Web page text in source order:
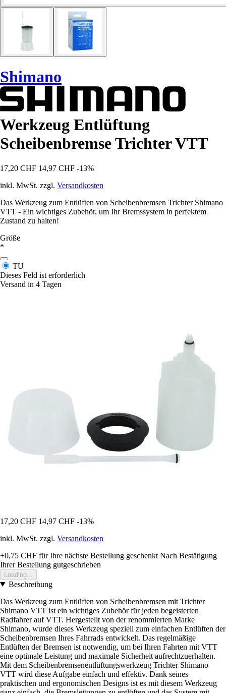
Shimano
Werkzeug Entlüftung
Scheibenbremse Trichter VTT
17,20 CHF 14,97 CHF -13%
inkl. MwSt. zzgl. Versandkosten
Das Werkzeug zum Entlüften von Scheibenbremsen Trichter Shimano
VTT - Ein wichtiges Zubehör, um Ihr Bremssystem in perfektem
Zustand zu halten!
Größe
*
TU
Dieses Feld ist erforderlich
Versand in 4 Tagen
17,20 CHF 14,97 CHF -13%
inkl. MwSt. zzgl. Versandkosten
+0,75 CHF für Ihre nächste Bestellung geschenkt Nach Bestätigung
Ihrer Bestellung gutgeschrieben
Loading...
Beschreibung
Das Werkzeug zum Entlüften von Scheibenbremsen mit Trichter
Shimano VTT ist ein wichtiges Zubehör für jeden begeisterten
Radfahrer auf VTT. Hergestellt von der renommierten Marke
Shimano, wurde dieses Werkzeug speziell zum einfachen Entlüften der
Scheibenbremsen Ihres Fahrrads entwickelt. Das regelmäßige
Entlüften der Bremsen ist notwendig, um bei Ihren Fahrten mit VTT
eine optimale Leistung und maximale Sicherheit aufrechtzuerhalten.
Mit dem Scheibenbremsenentlüftungswerkzeug Trichter Shimano
VTT wird diese Aufgabe einfach und effektiv. Dank seines
praktischen und ergonomischen Designs ist es mit diesem Werkzeug